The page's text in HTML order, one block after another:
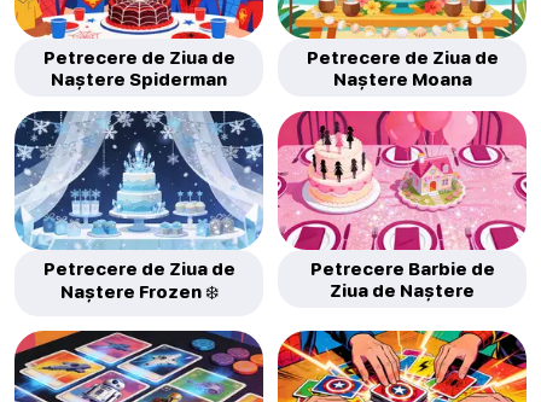
Petrecere de Ziua de
Naștere Spiderman
Petrecere de Ziua de
Naștere Moana
Petrecere de Ziua de
Naștere Frozen ❄️
Petrecere Barbie de
Ziua de Naștere